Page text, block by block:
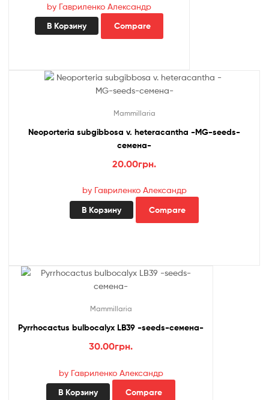
by Гавриленко Александр
В Корзину Compare
Mammillaria
Neoporteria subgibbosa v. heteracantha -MG-seeds-
семена-
20.00грн.
by Гавриленко Александр
В Корзину Compare
Mammillaria
Pyrrhocactus bulbocalyx LB39 -seeds-семена-
30.00грн.
by Гавриленко Александр
В Корзину Compare